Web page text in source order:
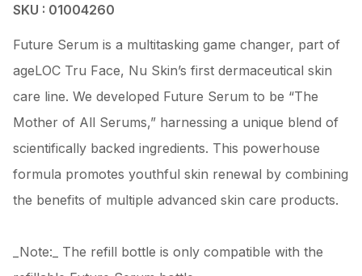
SKU : 01004260
Future Serum is a multitasking game changer, part of
ageLOC Tru Face, Nu Skin’s first dermaceutical skin
care line. We developed Future Serum to be “The
Mother of All Serums,” harnessing a unique blend of
scientifically backed ingredients. This powerhouse
formula promotes youthful skin renewal by combining
the benefits of multiple advanced skin care products.
_Note:_ The refill bottle is only compatible with the